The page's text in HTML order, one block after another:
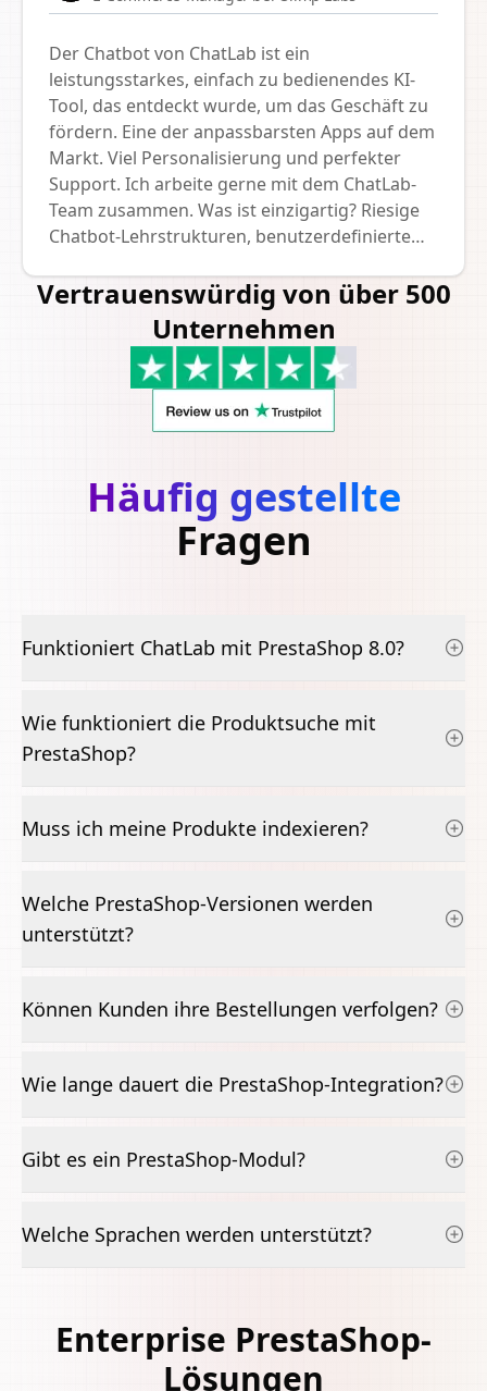
bemerkenswerter Präzision an verschiedene
Benutzeranfragen anzupassen.
Der Chatbot von ChatLab ist ein
leistungsstarkes, einfach zu bedienendes KI-
Tool, das entdeckt wurde, um das Geschäft zu
fördern. Eine der anpassbarsten Apps auf dem
Markt. Viel Personalisierung und perfekter
Support. Ich arbeite gerne mit dem ChatLab-
Team zusammen. Was ist einzigartig? Riesige
Chatbot-Lehrstrukturen, benutzerdefinierte
alles, wonach wir gesucht haben. Sehr zu
Vertrauenswürdig von über 500
Unternehmen
Häufig gestellte
Fragen
Funktioniert ChatLab mit PrestaShop 8.0?
Wie funktioniert die Produktsuche mit
PrestaShop?
Muss ich meine Produkte indexieren?
Welche PrestaShop-Versionen werden
unterstützt?
Können Kunden ihre Bestellungen verfolgen?
Wie lange dauert die PrestaShop-Integration?
Gibt es ein PrestaShop-Modul?
Welche Sprachen werden unterstützt?
Enterprise PrestaShop-
Lösungen